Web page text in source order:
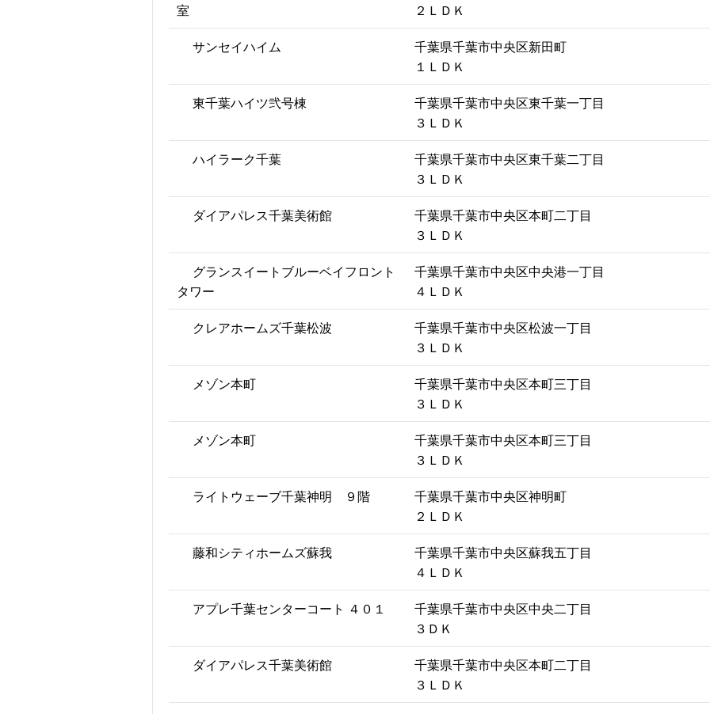
室
２ＬＤＫ
サンセイハイム
千葉県千葉市中央区新田町
１ＬＤＫ
東千葉ハイツ弐号棟
千葉県千葉市中央区東千葉一丁目
３ＬＤＫ
ハイラーク千葉
千葉県千葉市中央区東千葉二丁目
３ＬＤＫ
ダイアパレス千葉美術館
千葉県千葉市中央区本町二丁目
３ＬＤＫ
グランスイートブルーベイフロント
タワー
千葉県千葉市中央区中央港一丁目
４ＬＤＫ
クレアホームズ千葉松波
千葉県千葉市中央区松波一丁目
３ＬＤＫ
メゾン本町
千葉県千葉市中央区本町三丁目
３ＬＤＫ
メゾン本町
千葉県千葉市中央区本町三丁目
３ＬＤＫ
ライトウェーブ千葉神明 ９階
千葉県千葉市中央区神明町
２ＬＤＫ
藤和シティホームズ蘇我
千葉県千葉市中央区蘇我五丁目
４ＬＤＫ
アプレ千葉センターコート ４０１
千葉県千葉市中央区中央二丁目
３ＤＫ
ダイアパレス千葉美術館
千葉県千葉市中央区本町二丁目
３ＬＤＫ